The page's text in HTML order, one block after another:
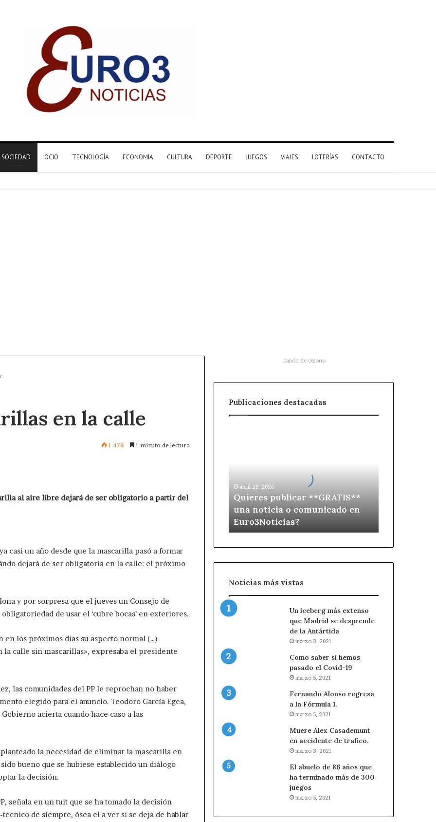
SOCIEDAD OCIO TECNOLOGÍA ECONOMIA CULTURA DEPORTE JUEGOS VIAJES LOTERÍAS CONTACTO
en la calle
1.478 1 minuto de lectura
al aire libre dejará de ser obligatorio a partir del
casi un año desde que la mascarilla pasó a formar
dejará de ser obligatoria en la calle: el próximo
y por sorpresa que el jueves un Consejo de
de usar el ‘cubre bocas’ en exteriores.
en los próximos días su aspecto normal (…)
calle sin mascarillas», expresaba el presidente
las comunidades del PP le reprochan no haber
elegido para el anuncio. Teodoro García Egea,
acierta cuando hace caso a las
la necesidad de eliminar la mascarilla en
bueno que se hubiese establecido un diálogo
la decisión.
señala en un tuit que se ha tomado la decisión
de siempre, ósea el a ver si se deja de hablar
Cañón de Ozono
Publicaciones destacadas
comunicado
en
Euro3Noticias?
abril 28, 2026
Quieres publicar **GRATIS**
una noticia o comunicado en
Euro3Noticias?
Noticias más vistas
Un iceberg más extenso
que Madrid se desprende
de la Antártida
marzo 3, 2021
Como saber si hemos
pasado el Covid-19
marzo 5, 2021
Fernando Alonso regresa
a la Fórmula 1.
marzo 5, 2021
Muere Alex Casademunt
en accidente de trafico.
marzo 3, 2021
El abuelo de 86 años que
ha terminado más de 300
juegos
marzo 5, 2021